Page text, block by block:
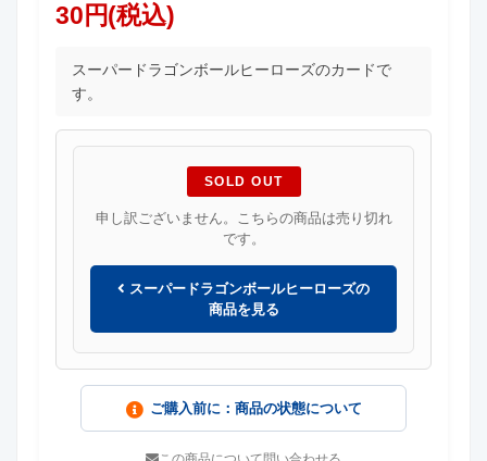
30円(税込)
スーパードラゴンボールヒーローズのカードで
す。
SOLD OUT
申し訳ございません。こちらの商品は売り切れ
です。
スーパードラゴンボールヒーローズの
商品を見る
ご購入前に：商品の状態について